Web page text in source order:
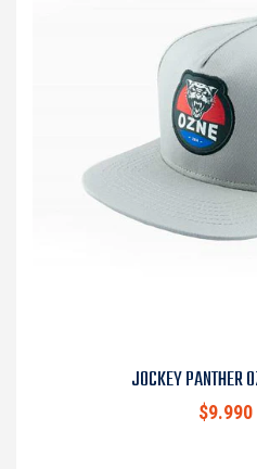
JOCKEY PANTHER
$9.990